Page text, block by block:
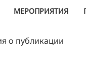
МЕРОПРИЯТИЯ
о публикации